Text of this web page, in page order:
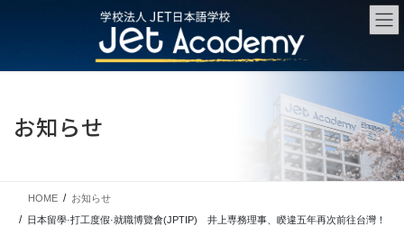
お知らせ
HOME
お知らせ
日本留學·打工度假·就職博覽會(JPTIP) 井上専務理事、睽違五年再次前往台灣！